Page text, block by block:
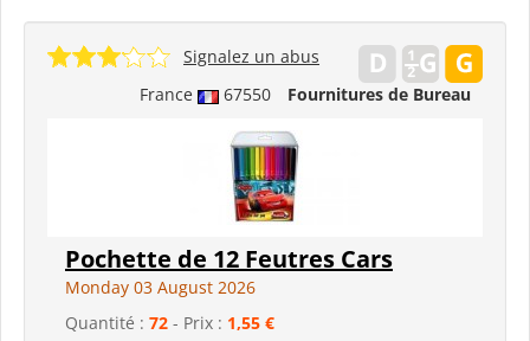
France 67550 Fournitures de Bureau
Signalez un abus
Pochette de 12 Feutres Cars
Monday 03 August 2026
Quantité : 72 - Prix : 1,55 €